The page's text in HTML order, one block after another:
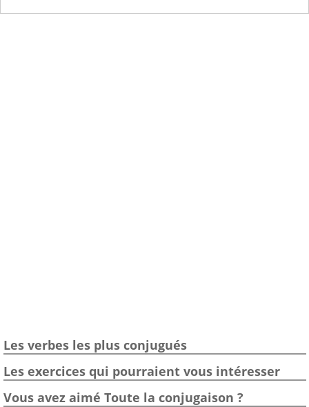
Les verbes les plus conjugués
Les exercices qui pourraient vous intéresser
Vous avez aimé Toute la conjugaison ?